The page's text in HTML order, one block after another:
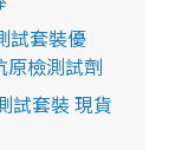
試套裝優
原檢測試劑
試套裝 現貨